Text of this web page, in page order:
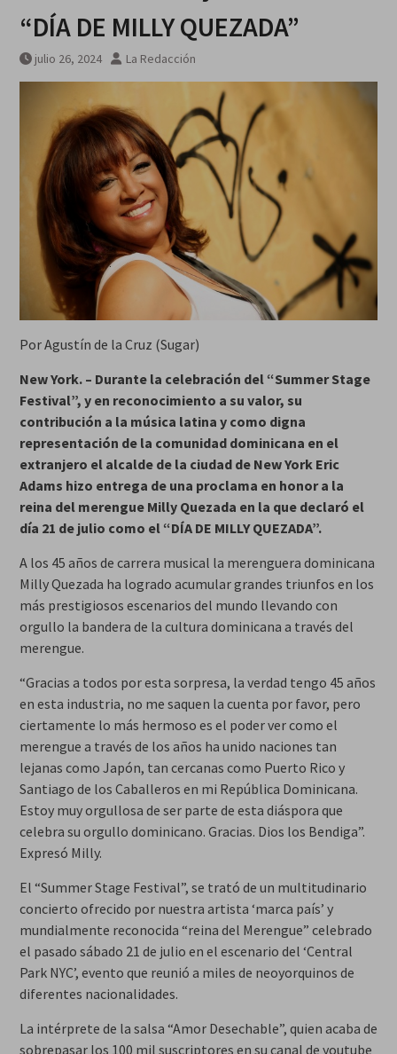
“DÍA DE MILLY QUEZADA”
julio 26, 2024 La Redacción
Por Agustín de la Cruz (Sugar)
New York. – Durante la celebración del “Summer Stage
Festival”, y en reconocimiento a su valor, su
contribución a la música latina y como digna
representación de la comunidad dominicana en el
extranjero el alcalde de la ciudad de New York Eric
Adams hizo entrega de una proclama en honor a la
reina del merengue Milly Quezada en la que declaró el
día 21 de julio como el “DÍA DE MILLY QUEZADA”.
A los 45 años de carrera musical la merenguera dominicana
Milly Quezada ha logrado acumular grandes triunfos en los
más prestigiosos escenarios del mundo llevando con
orgullo la bandera de la cultura dominicana a través del
merengue.
“Gracias a todos por esta sorpresa, la verdad tengo 45 años
en esta industria, no me saquen la cuenta por favor, pero
ciertamente lo más hermoso es el poder ver como el
merengue a través de los años ha unido naciones tan
lejanas como Japón, tan cercanas como Puerto Rico y
Santiago de los Caballeros en mi República Dominicana.
Estoy muy orgullosa de ser parte de esta diáspora que
celebra su orgullo dominicano. Gracias. Dios los Bendiga”.
Expresó Milly.
El “Summer Stage Festival”, se trató de un multitudinario
concierto ofrecido por nuestra artista ‘marca país’ y
mundialmente reconocida “reina del Merengue” celebrado
el pasado sábado 21 de julio en el escenario del ‘Central
Park NYC’, evento que reunió a miles de neoyorquinos de
diferentes nacionalidades.
La intérprete de la salsa “Amor Desechable”, quien acaba de
sobrepasar los 100 mil suscriptores en su canal de youtube